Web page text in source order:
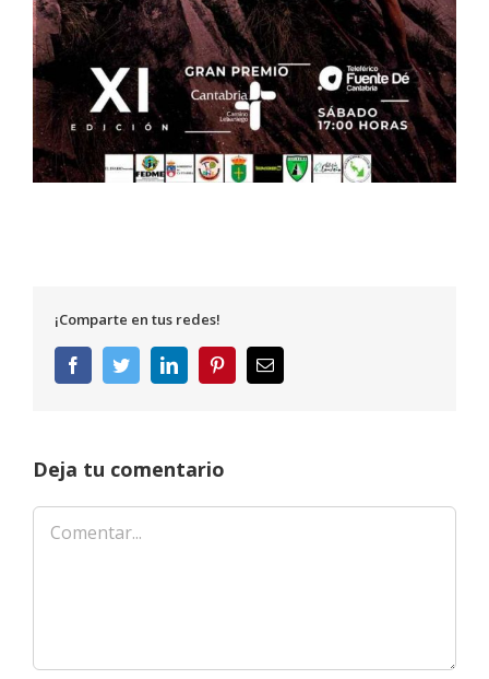
¡Comparte en tus redes!
FacebookTwitterLinkedInPinterestCorreo
electrónico
Deja tu comentario
Comentar